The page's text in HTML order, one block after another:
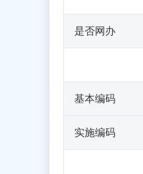
是否网办
基本编码
实施编码